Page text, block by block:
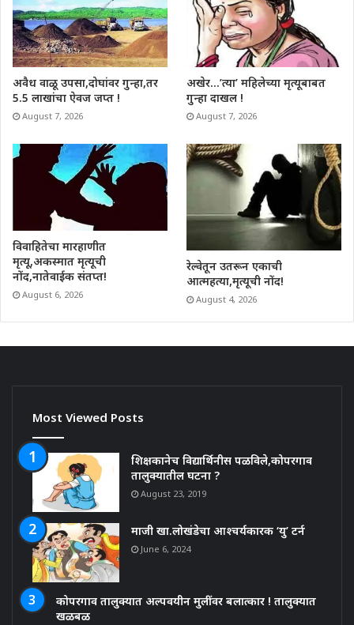
अवैध वाळू उपसा,दोघांवर गुन्हा,तर
5.5 लाखांचा ऐवज जप्त !
August 7, 2026
अखेर…’त्या’ महिलेच्या मृत्यूबाबत
गुन्हा दाखल !
August 7, 2026
विवाहितेचा मारहाणीत
मृत्यू,अकस्मात मृत्यूची
नोंद,नातेवाईक संतप्त!
August 6, 2026
रेल्वेतून उतरून एकाची
आत्महत्या,मृत्यूची नोंद!
August 4, 2026
Most Viewed Posts
शिक्षकानेच विद्यार्थिनीस पळविले,कोपरगाव
तालुक्यातील घटना ?
August 23, 2019
माजी खा.लोखंडेचा आश्चर्यकारक ‘यु’ टर्न
June 6, 2024
कोपरगाव तालुक्यात अल्पवयीन मुलींवर बलात्कार ! तालुक्यात
खळबळ